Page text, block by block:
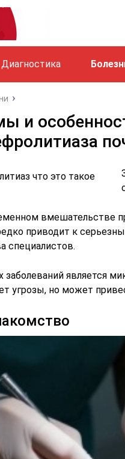
Диагностика
и
вмешательстве
приводит к
специалистов.
заболеваний является
угрозы, но может